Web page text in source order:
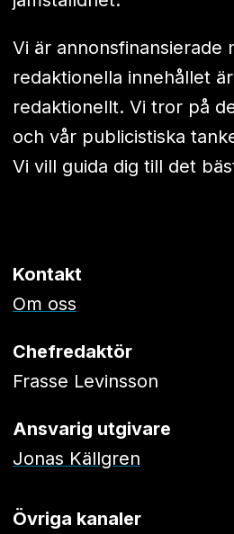
Vi är annonsfinansierade
redaktionella innehållet
redaktionellt. Vi tror på
och vår publicistiska
Vi vill guida dig till det
Kontakt
Om oss
Chefredaktör
Frasse Levinsson
Ansvarig utgivare
Jonas Källgren
Övriga kanaler